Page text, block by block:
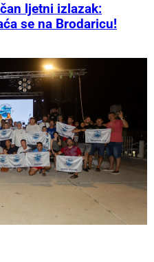
ljetni izlazak:
se na Brodaricu!